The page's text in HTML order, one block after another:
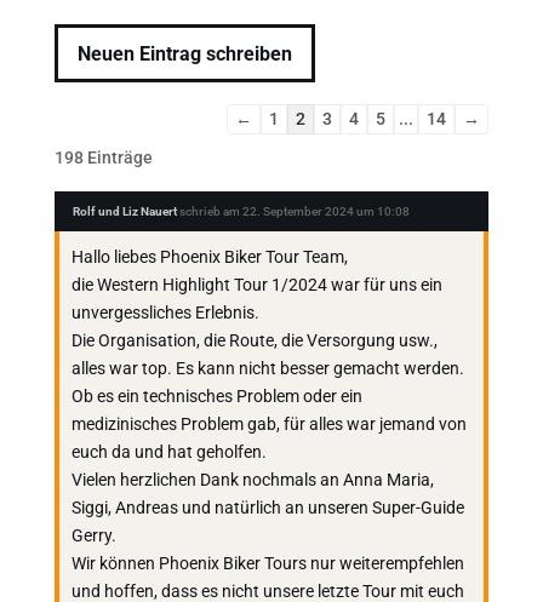
Navigation
← 1 2 3 4 5 ... 14
→
198 Einträge
Rolf und Liz Nauertschrieb am 22. September 2024 um 10:08
Hallo liebes Phoenix Biker Tour Team,
die Western Highlight Tour 1/2024 war für uns ein
unvergessliches Erlebnis.
Die Organisation, die Route, die Versorgung usw.,
alles war top. Es kann nicht besser gemacht werden.
Ob es ein technisches Problem oder ein
medizinisches Problem gab, für alles war jemand von
euch da und hat geholfen.
Vielen herzlichen Dank nochmals an Anna Maria,
Siggi, Andreas und natürlich an unseren Super-Guide
Gerry.
Wir können Phoenix Biker Tours nur weiterempfehlen
und hoffen, dass es nicht unsere letzte Tour mit euch